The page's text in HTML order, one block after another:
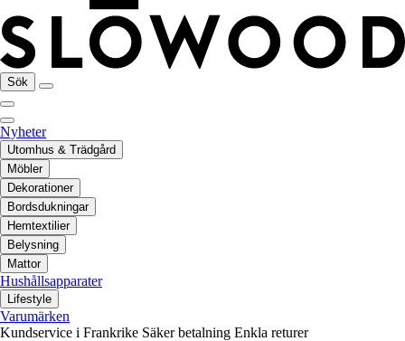
Sök
Nyheter
Utomhus & Trädgård
Möbler
Dekorationer
Bordsdukningar
Hemtextilier
Belysning
Mattor
Hushållsapparater
Lifestyle
Varumärken
Kundservice i Frankrike Säker betalning Enkla returer